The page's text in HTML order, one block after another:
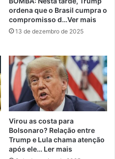
ordena que o Brasil cumpra o
compromisso d…Ver mais
13 de dezembro de 2025
Virou as costa para
Bolsonaro? Relação entre
Trump e Lula chama atenção
após ele… Ler mais